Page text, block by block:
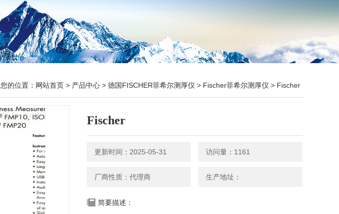
您的位置： 网站首页 > 产品中心 > 德国FISCHER菲希尔测厚仪 > Fischer菲希尔测厚仪 > Fischer
Fischer
更新时间：2025-05-31 访问量：1161
厂商性质：代理商 生产地址：
简要描述：